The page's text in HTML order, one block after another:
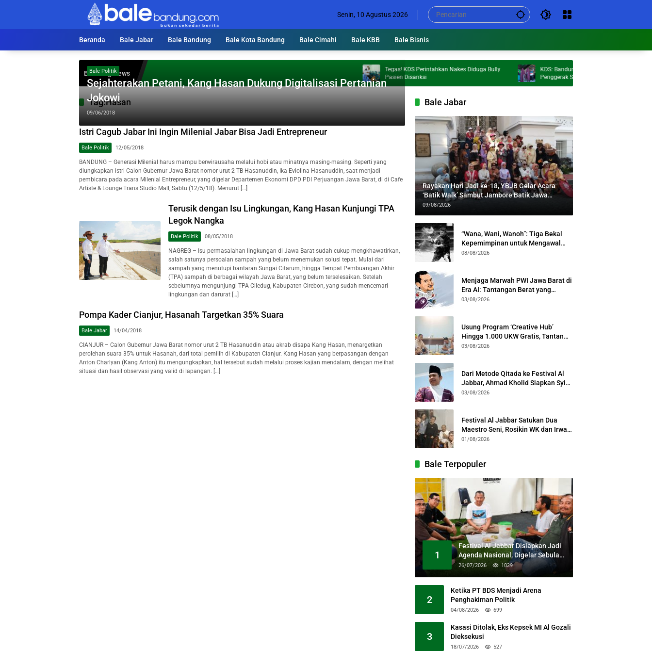
Senin, 10 Agustus 2026
Beranda Bale Jabar Bale Bandung Bale Kota Bandung Bale Cimahi Bale KBB Bale Bisnis
Breaking News
Tegas! KDS Perintahkan Nakes Diduga Bully
Pasien Disanksi
KDS: Bandung Bedas Run 2026 Jadi
Penggerak Sport Tourism dan Ekonomi
Kabupaten Bandung
Tag:Hasan
Bale Politik
Sejahterakan Petani, Kang Hasan Dukung Digitalisasi Pertanian
Jokowi
09/06/2018
Istri Cagub Jabar Ini Ingin Milenial Jabar Bisa Jadi Entrepreneur
Bale Politik 12/05/2018
BANDUNG – Generasi Milenial harus mampu berwirausaha melalui hobi atau minatnya masing-masing. Seperti yang
diungkapkan istri Calon Gubernur Jawa Barat nomor urut 2 TB Hasanuddin, Ika Eviolina Hasanuddin, saat menjadi
pembicara pada acara Milenial Entrepreneur, yang digelar Departemen Ekonomi DPD PDI Perjuangan Jawa Barat, di di Cafe
Artiste & Lounge Trans Studio Mall, Sabtu (12/5/18). Menurut […]
Terusik dengan Isu Lingkungan, Kang Hasan Kunjungi TPA
Legok Nangka
Bale Politik 08/05/2018
NAGREG – Isu permasalahan lingkungan di Jawa Barat sudah cukup mengkhawatirkan,
salah satunya persoalan sampah yang belum menemukan solusi tepat. Mulai dari
sampah yang menutupi bantaran Sungai Citarum, hingga Tempat Pembuangan Akhir
(TPA) sampah di berbagai wilayah Jawa Barat, yang belum terselesaikan. Setelah
sebelumnya mengunjungi TPA Ciledug, Kabupaten Cirebon, yang sudah mencemari
lingkungan dan darurat […]
Pompa Kader Cianjur, Hasanah Targetkan 35% Suara
Bale Jabar 14/04/2018
CIANJUR – Calon Gubernur Jawa Barat nomor urut 2 TB Hasanuddin atau akrab disapa Kang Hasan, menargetkan
perolehan suara 35% untuk Hasanah, dari total pemilih di Kabupaten Cianjur. Kang Hasan yang berpasangan dengan
Anton Charlyan (Kang Anton) itu mengungkapkan, hal tersebut sudah melalui proses kajian mendalam, dengan melihat
situasi dan hasil observasi yang valid di lapangan. […]
Bale Jabar
Rayakan Hari Jadi ke-18, YBJB Gelar Acara
‘Batik Walk’ Sambut Jambore Batik Jawa
Barat 2026
09/08/2026
“Wana, Wani, Wanoh”: Tiga Bekal
Kepemimpinan untuk Mengawal
Festival Al Jabbar
08/08/2026
Menjaga Marwah PWI Jawa Barat di
Era AI: Tantangan Berat yang
Menuntut Solidaritas Lintas
03/08/2026
Usung Program ‘Creative Hub’
Hingga 1.000 UKW Gratis, Tantan
Sulthon Paparkan Visi PWI Jabar di
03/08/2026
Dari Metode Qitada ke Festival Al
Jabbar, Ahmad Kholid Siapkan Syiar
Al-Qur’an Lewat Nada
03/08/2026
Festival Al Jabbar Satukan Dua
Maestro Seni, Rosikin WK dan Irwan
Guntari Garap Pertunjukan Kolosal
01/08/2026
Bale Terpopuler
1
Festival Al Jabbar Disiapkan Jadi
Agenda Nasional, Digelar Sebulan
Penuh di Kawasan Masjid Raya Al
26/07/2026 1029
2
Ketika PT BDS Menjadi Arena
Penghakiman Politik
04/08/2026 699
3
Kasasi Ditolak, Eks Kepsek MI Al Gozali
Dieksekusi
18/07/2026 527